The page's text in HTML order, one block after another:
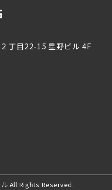
丁目22-15 星野ビル 4F
ル All Rights Reserved.